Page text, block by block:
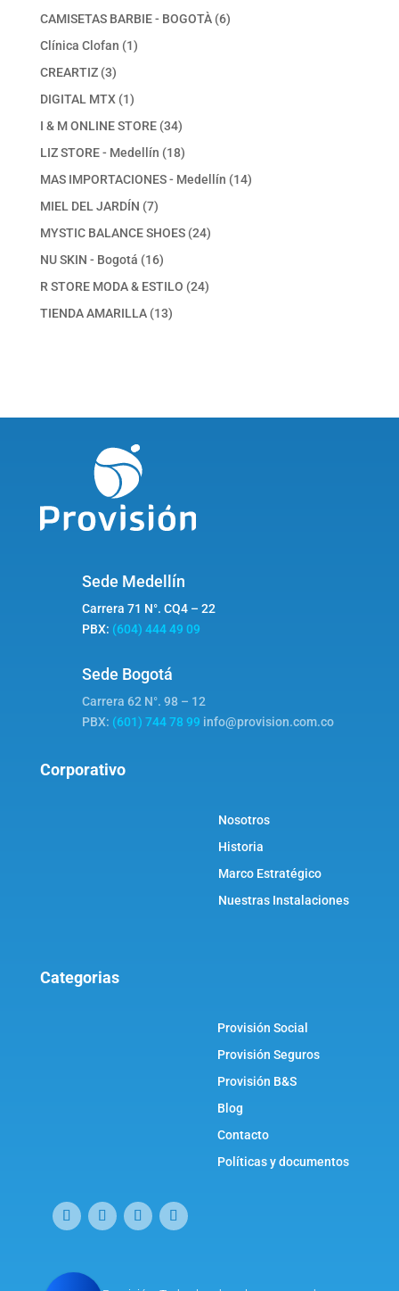
CAMISETAS BARBIE - BOGOTÀ 66
Clínica Clofan 11
CREARTIZ 33
productos
DIGITAL MTX 11
producto
I & M ONLINE STORE 3434
productos
LIZ STORE - Medellín 1818
productos
MAS IMPORTACIONES - Medellín 1414
MIEL DEL JARDÍN 77
productos
MYSTIC BALANCE SHOES 2424
NU SKIN - Bogotá 1616
productos
R STORE MODA & ESTILO 2424
TIENDA AMARILLA 1313
Sede Medellín
Carrera 71 N°. CQ4 – 22
PBX: (604) 444 49 09
Sede Bogotá
Carrera 62 N°. 98 – 12
PBX: (601) 744 78 99 info@provision.com.co
Corporativo
Nosotros
Historia
Marco Estratégico
Nuestras Instalaciones
Categorias
Provisión Social
Provisión Seguros
Provisión B&S
Blog
Contacto
Políticas y documentos